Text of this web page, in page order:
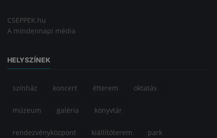
CSEPPEK.hu
A mindennapi média
HELYSZÍNEK
színház koncert étterem oktatás
múzeum galéria könyvtár
rendezvényközpont kiállítóterem park